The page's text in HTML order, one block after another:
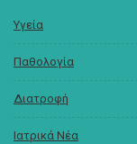
Υγεία
Παθολογία
Διατροφή
Ιατρικά Νέα